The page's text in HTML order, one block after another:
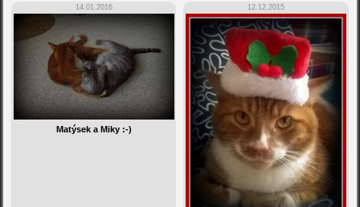
14.01.2016
Matýsek a Miky :-)
12.12.2015